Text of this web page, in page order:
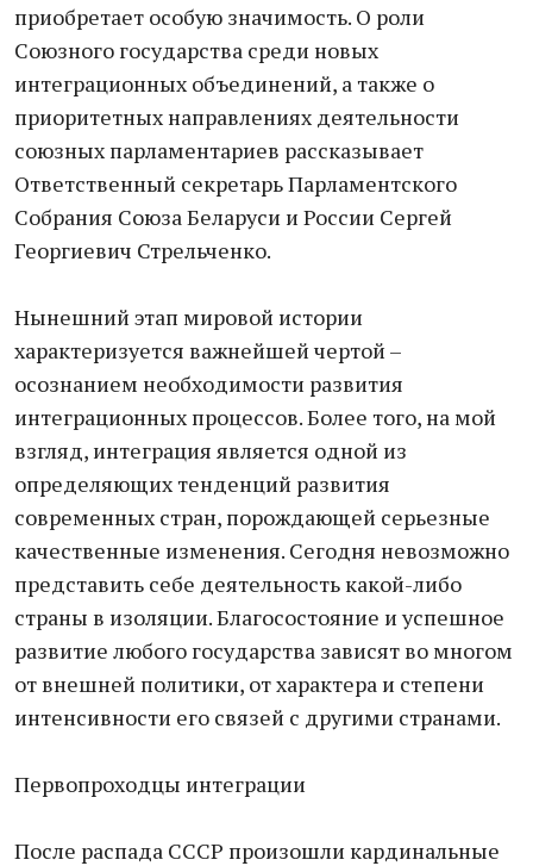
приобретает особую значимость. О роли
Союзного государства среди новых
интеграционных объединений, а также о
приоритетных направлениях деятельности
союзных парламентариев рассказывает
Ответственный секретарь Парламентского
Собрания Союза Беларуси и России Сергей
Георгиевич Стрельченко.
Нынешний этап мировой истории
характеризуется важнейшей чертой –
осознанием необходимости развития
интеграционных процессов. Более того, на мой
взгляд, интеграция является одной из
определяющих тенденций развития
современных стран, порождающей серьезные
качественные изменения. Сегодня невозможно
представить себе деятельность какой-либо
страны в изоляции. Благосостояние и успешное
развитие любого государства зависят во многом
от внешней политики, от характера и степени
интенсивности его связей с другими странами.
Первопроходцы интеграции
После распада СССР произошли кардинальные